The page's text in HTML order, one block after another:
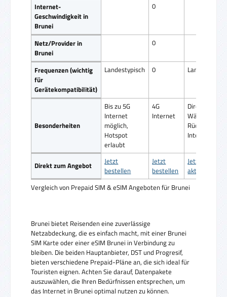
Vergleich von Prepaid SIM & eSIM Angeboten für Brunei
Internet-
Geschwindigkeit in
Brunei
0
Netz/Provider in
Brunei
0
Frequenzen (wichtig
für
Gerätekompatibilität)
Landestypisch 0
Besonderheiten
Bis zu 5G
Internet
möglich,
Hotspot
erlaubt
4G
Internet
Direktes
Wählen ohne
Rückruf, 4G
Internet
Direkt zum Angebot
Jetzt
bestellen
Jetzt
bestellen
Jetzt
aktivieren
Brunei bietet Reisenden eine zuverlässige
Netzabdeckung, die es einfach macht, mit einer Brunei
SIM Karte oder einer eSIM Brunei in Verbindung zu
bleiben. Die beiden Hauptanbieter, DST und Progresif,
bieten verschiedene Prepaid-Pläne an, die sich ideal für
Touristen eignen. Achten Sie darauf, Datenpakete
auszuwählen, die Ihren Bedürfnissen entsprechen, um
das Internet in Brunei optimal nutzen zu können.